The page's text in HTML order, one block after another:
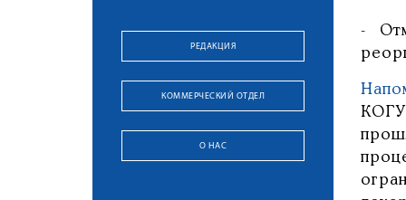
РЕДАКЦИЯ
КОММЕРЧЕСКИЙ ОТДЕЛ
О НАС
-